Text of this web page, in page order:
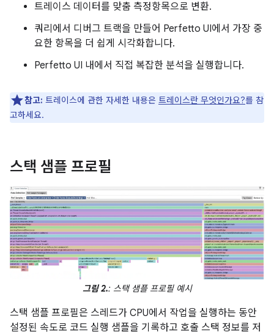
트레이스 데이터를 맞춤 측정항목으로 변환.
쿼리에서 디버그 트랙을 만들어 Perfetto UI에서 가장 중
요한 항목을 더 쉽게 시각화합니다.
Perfetto UI 내에서 직접 복잡한 분석을 실행합니다.
참고: 트레이스에 관한 자세한 내용은 트레이스란 무엇인가요?를 참
고하세요.
스택 샘플 프로필
그림 2.: 스택 샘플 프로필 예시
스택 샘플 프로필은 스레드가 CPU에서 작업을 실행하는 동안
설정된 속도로 코드 실행 샘플을 기록하고 호출 스택 정보를 저